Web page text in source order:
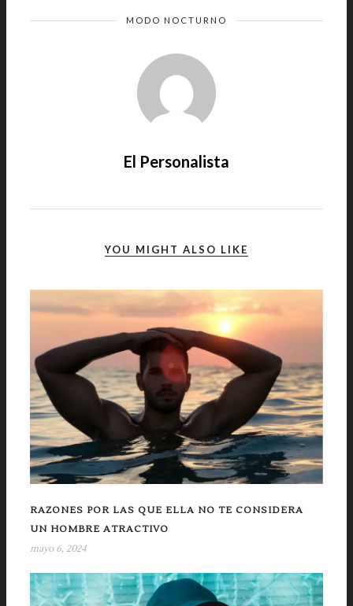
MODO NOCTURNO
El Personalista
YOU MIGHT ALSO LIKE
RAZONES POR LAS QUE ELLA NO TE CONSIDERA
UN HOMBRE ATRACTIVO
mayo 6, 2024